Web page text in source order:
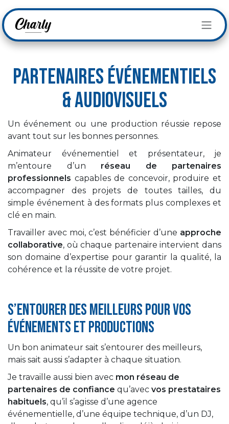
Partenaires événementiels
& audiovisuels
Un événement ou une production réussie repose
avant tout sur les bonnes personnes.
Animateur événementiel et présentateur, je
m’entoure d’un réseau de partenaires
professionnels capables de concevoir, produire et
accompagner des projets de toutes tailles, du
simple événement à des formats plus complexes et
clé en main.
Travailler avec moi, c’est bénéficier d’une approche
collaborative, où chaque partenaire intervient dans
son domaine d’expertise pour garantir la qualité, la
cohérence et la réussite de votre projet.
S’entourer des meilleurs pour vos
événements et productions
Un bon animateur sait s’entourer des meilleurs,
mais sait aussi s’adapter à chaque situation.
Je travaille aussi bien avec mon réseau de
partenaires de confiance qu’avec vos prestataires
habituels, qu’il s’agisse d’une agence
événementielle, d’une équipe technique, d’un DJ,